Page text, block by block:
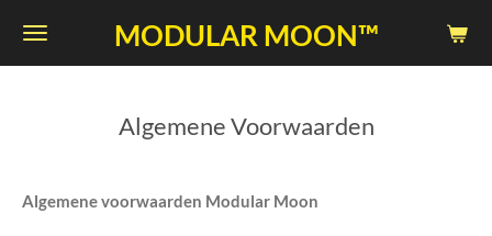
Skip
MODULAR MOON™
Algemene Voorwaarden
Algemene voorwaarden Modular Moon